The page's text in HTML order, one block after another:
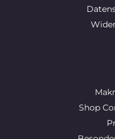
Shop